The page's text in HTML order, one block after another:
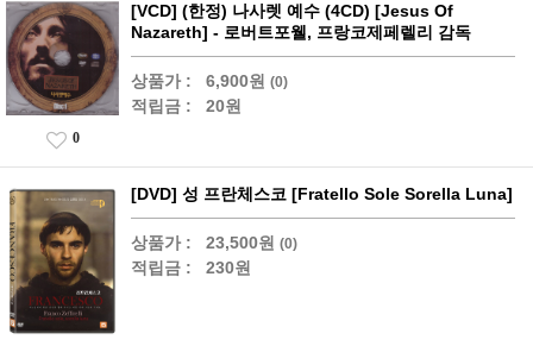
[VCD] (한정) 나사렛 예수 (4CD) [Jesus Of
Nazareth] - 로버트포웰, 프랑코제페렐리 감독
상품가 : 6,900원 (0)
적립금 : 20원
0
[DVD] 성 프란체스코 [Fratello Sole Sorella Luna]
상품가 : 23,500원 (0)
적립금 : 230원